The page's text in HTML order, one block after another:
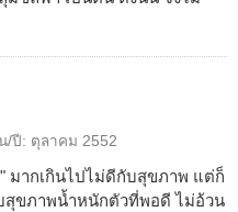
/ปี: ตุลาคม 2552
มากเกินไปไม่ดีกับสุขภาพ แต่ก็
สุขภาพน้ำหนักตัวที่พอดี ไม่อ้วน